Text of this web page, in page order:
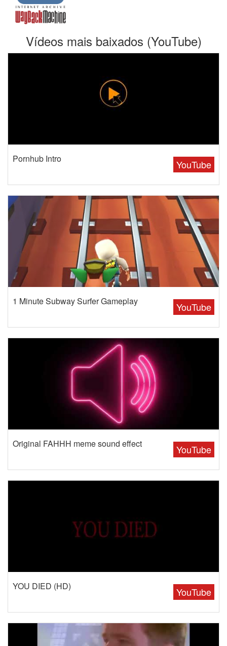
Vídeos mais baixados (YouTube)
YouTube
Pornhub Intro
YouTube
1 Minute Subway Surfer Gameplay
YouTube
Original FAHHH meme sound effect
YouTube
YOU DIED (HD)